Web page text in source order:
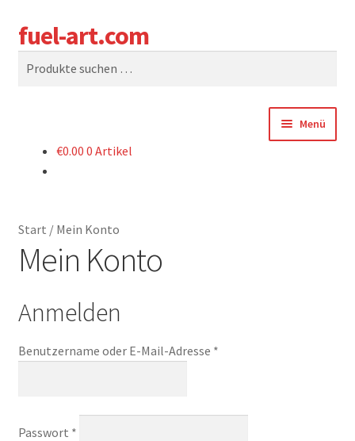
Zur
Navigation
springen
Zum
Inhalt
springen
fuel-art.com
Suchen
Menü
KASSE
IMPRESSUM/IMPRINT
€0.00 0 Artikel
Start / Mein Konto
Mein Konto
Anmelden
Benutzername oder E-Mail-Adresse *Erforderlich
Passwort *